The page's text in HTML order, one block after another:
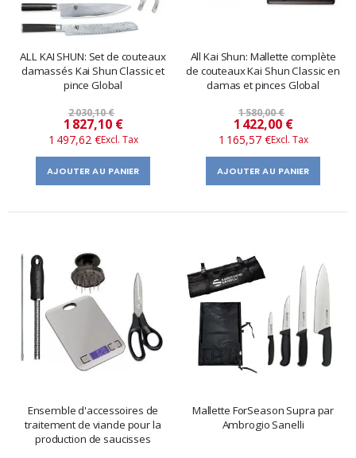
ALL KAI SHUN: Set de couteaux
damassés Kai Shun Classic et
pince Global
2 030,10 €
Prix
spécial
1 827,10 €
1 497,62 €
AJOUTER AU PANIER
All Kai Shun: Mallette complète
de couteaux Kai Shun Classic en
damas et pinces Global
1 580,00 €
Prix
​​
spécial
1 422,00 €
1 165,57 €
AJOUTER AU PANIER
Ensemble d'accessoires de
traitement de viande pour la
production de saucisses
Mallette ForSeason Supra par
Ambrogio Sanelli